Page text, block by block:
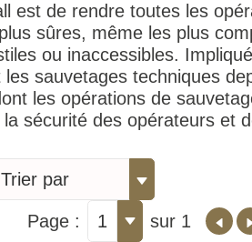
est de rendre toutes les
sûres, même les plus
ou inaccessibles.
sauvetages techniques
les opérations de
sécurité des opérateurs et
Trier par
Page : 1 sur 1